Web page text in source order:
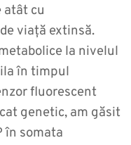
atât cu
viață extinsă.
la nivelul
în timpul
fluorescent
genetic, am găsit
în somata